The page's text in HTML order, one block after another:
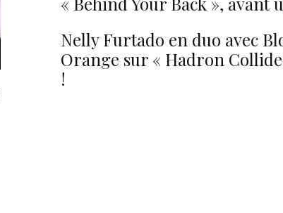
Nelly Furtado en duo avec
Orange sur « Hadron
!